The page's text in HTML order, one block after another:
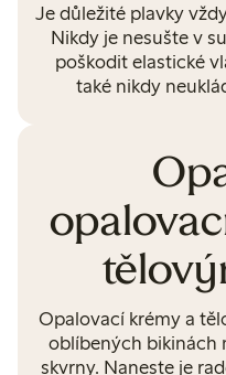
Je důležité plavky
Nikdy je nesušte v
poškodit elastické
také nikdy
Opalovací krémy a
oblíbených bikinách
skvrny. Naneste je